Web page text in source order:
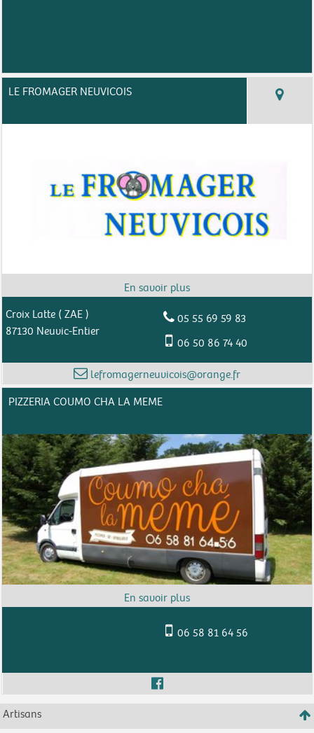
LE FROMAGER NEUVICOIS
Croix Latte ( ZAE )
87130 Neuvic-Entier
05 55 69 59 83
06 50 86 74 40
lefromagerneuvicois@orange.fr
PIZZERIA COUMO CHA LA MEME
06 58 81 64 56
Artisans